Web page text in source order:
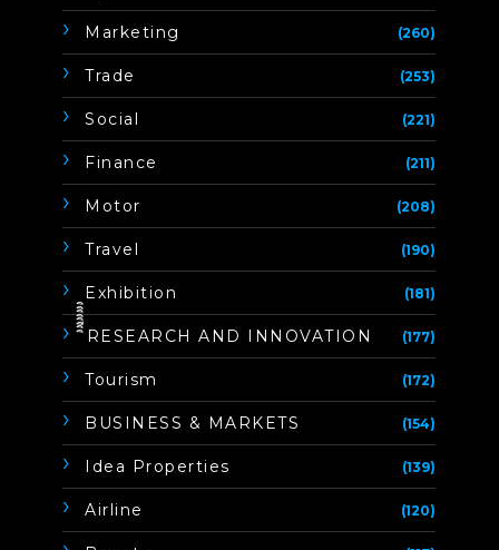
Marketing (260)
Trade (253)
Social (221)
Finance (211)
Motor (208)
Travel (190)
Exhibition (181)
ิิีิิิิิRESEARCH AND INNOVATION (177)
Tourism (172)
BUSINESS & MARKETS (154)
Idea Properties (139)
Airline (120)